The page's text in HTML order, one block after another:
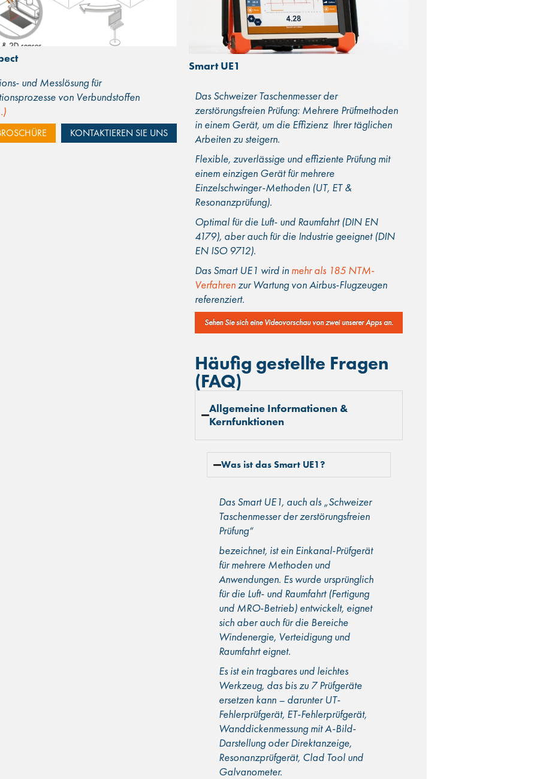
und Messlösung für
von Verbundstoffen
KONTAKTIEREN SIE UNS
Smart UE1
Das Schweizer Taschenmesser der
zerstörungsfreien Prüfung: Mehrere Prüfmethoden
in einem Gerät, um die Effizienz Ihrer täglichen
Arbeiten zu steigern.
Flexible, zuverlässige und effiziente Prüfung mit
einem einzigen Gerät für mehrere
Einzelschwinger-Methoden (UT, ET &
Resonanzprüfung).
Optimal für die Luft- und Raumfahrt (DIN EN
4179), aber auch für die Industrie geeignet (DIN
EN ISO 9712).
Das Smart UE1 wird in mehr als 185 NTM-
Verfahrenzur Wartung von Airbus-Flugzeugen
referenziert.
Sehen Sie sich eine Videovorschau von zwei unserer Apps an.
Häufig gestellte Fragen
(FAQ)
Allgemeine Informationen &
Kernfunktionen
Was ist das Smart UE1?
Das Smart UE1, auch als „Schweizer
Taschenmesser der zerstörungsfreien
Prüfung“
bezeichnet, ist ein Einkanal-Prüfgerät
für mehrere Methoden und
Anwendungen. Es wurde ursprünglich
für die Luft- und Raumfahrt (Fertigung
und MRO-Betrieb) entwickelt, eignet
sich aber auch für die Bereiche
Windenergie, Verteidigung und
Raumfahrt eignet.
Es ist ein tragbares und leichtes
Werkzeug, das bis zu 7 Prüfgeräte
ersetzen kann – darunter UT-
Fehlerprüfgerät, ET-Fehlerprüfgerät,
Wanddickenmessung mit A-Bild-
Darstellung oder Direktanzeige,
Resonanzprüfgerät, Clad Tool und
Galvanometer.